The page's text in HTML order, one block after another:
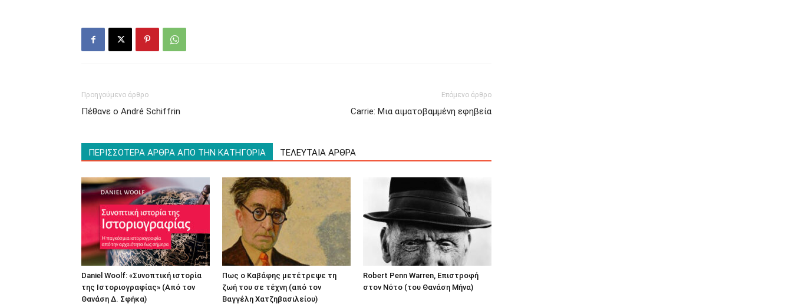
Προηγούμενο άρθρο
Πέθανε ο André Schiffrin
Επόμενο άρθρο
Carrie: Μια αιματοβαμμένη εφηβεία
ΠΕΡΙΣΣΟΤΕΡΑ ΑΡΘΡΑ ΑΠΟ ΤΗΝ ΚΑΤΗΓΟΡΙΑ ΤΕΛΕΥΤΑΙΑ ΑΡΘΡΑ
Daniel Woolf: «Συνοπτική ιστορία
της Ιστοριογραφίας» (Από τον
Θανάση Δ. Σφήκα)
Πως ο Καβάφης μετέτρεψε τη
ζωή του σε τέχνη (από τον
Βαγγέλη Χατζηβασιλείου)
Robert Penn Warren, Επιστροφή
στον Νότο (του Θανάση Μήνα)